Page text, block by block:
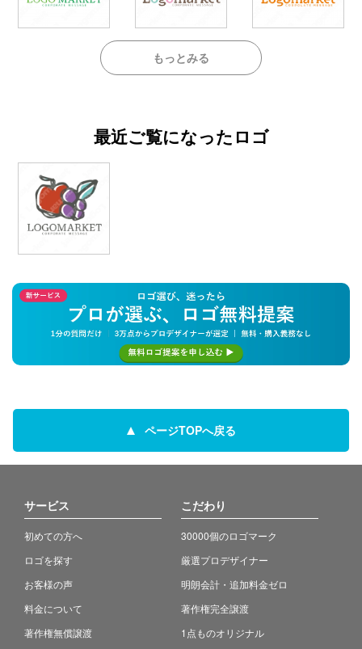
もっとみる
最近ご覧になったロゴ
ページTOPへ戻る
サービス
初めての方へ
ロゴを探す
お客様の声
料金について
著作権無償譲渡
こだわり
30000個のロゴマーク
厳選プロデザイナー
明朗会計・追加料金ゼロ
著作権完全譲渡
1点ものオリジナル